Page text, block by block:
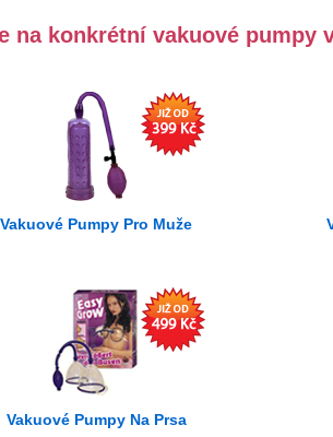
na konkrétní vakuové pumpy
Vakuové Pumpy Pro Muže
Vakuové Pumpy Na Prsa